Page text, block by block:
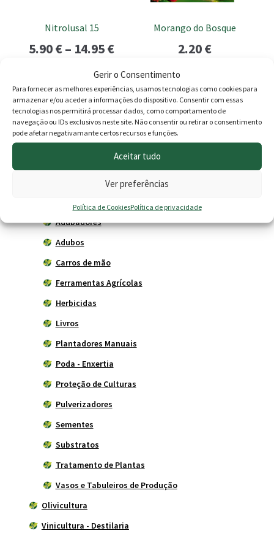
Gerir o Consentimento
Para fornecer as melhores experiências, usamos tecnologias como cookies para
armazenar e/ou aceder a informações do dispositivo. Consentir com essas
tecnologias nos permitirá processar dados, como comportamento de
navegação ou IDs exclusivos neste site. Não consentir ou retirar o consentimento
pode afetar negativamante certos recursos e funções.
Aceitar tudo
Ver preferências
Política de CookiesPolítica de privacidade
Nitrolusal 15
5.90€– 14.95€Price
range:
5.90 €
through
14.95 €
Ver opções
page
Morango do Bosque
2.20€
Adicionar
Produtos
Acessórios
Adubadores
Adubos
Carros de mão
Ferramentas Agrícolas
Herbicidas
Livros
Plantadores Manuais
Poda - Enxertia
Proteção de Culturas
Pulverizadores
Sementes
Substratos
Tratamento de Plantas
Vasos e Tabuleiros de Produção
Olivicultura
Vinicultura - Destilaria